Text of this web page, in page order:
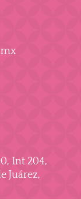
Int 204,
Juárez,